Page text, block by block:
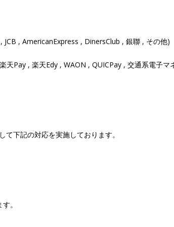
, AmericanExpress , DinersClub , 銀聯 , その他)
天Pay , 楽天Edy , WAON , QUICPay , 交通系電子マ
下記の対応を実施しております。
。